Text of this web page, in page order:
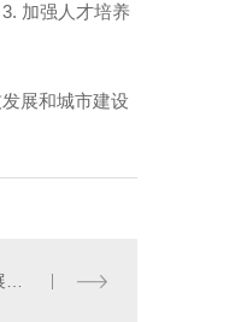
加强人才培养
展和城市建设
陕西建筑安装工程中的人工顶管技术发展趋势